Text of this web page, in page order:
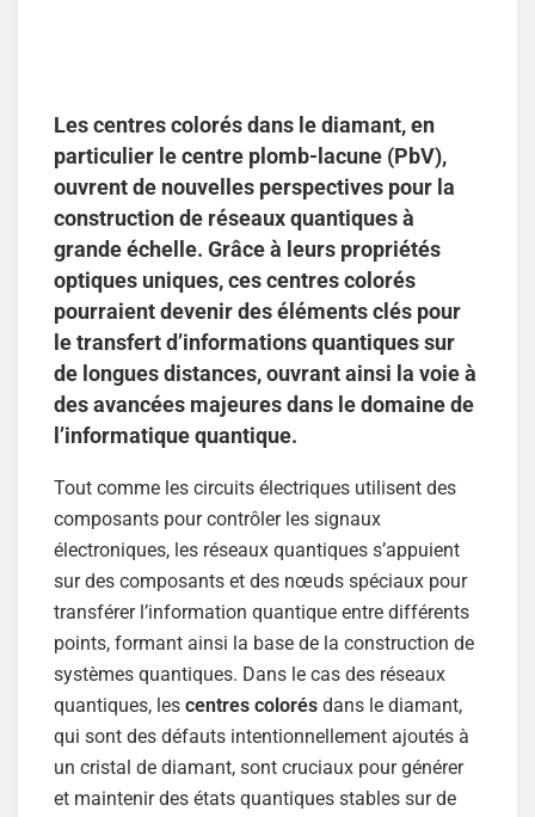
Les centres colorés dans le diamant, en
particulier le centre plomb-lacune (PbV),
ouvrent de nouvelles perspectives pour la
construction de réseaux quantiques à
grande échelle. Grâce à leurs propriétés
optiques uniques, ces centres colorés
pourraient devenir des éléments clés pour
le transfert d’informations quantiques sur
de longues distances, ouvrant ainsi la voie à
des avancées majeures dans le domaine de
l’informatique quantique.
Tout comme les circuits électriques utilisent des
composants pour contrôler les signaux
électroniques, les réseaux quantiques s’appuient
sur des composants et des nœuds spéciaux pour
transférer l’information quantique entre différents
points, formant ainsi la base de la construction de
systèmes quantiques. Dans le cas des réseaux
quantiques, les centres colorés dans le diamant,
qui sont des défauts intentionnellement ajoutés à
un cristal de diamant, sont cruciaux pour générer
et maintenir des états quantiques stables sur de